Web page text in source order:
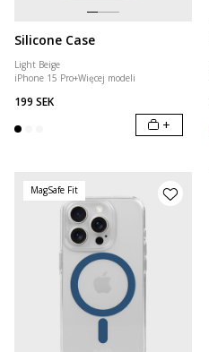
Silicone Case
Light Beige
iPhone 15 Pro+Więcej modeli
199 SEK
+
MagSafe Fit